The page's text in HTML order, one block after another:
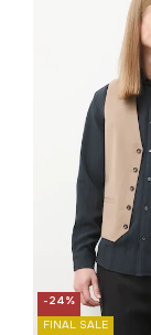
-24%
FINAL SALE